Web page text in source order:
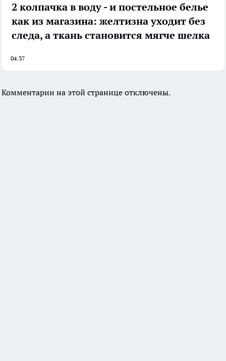
2 колпачка в воду - и постельное белье
как из магазина: желтизна уходит без
следа, а ткань становится мягче шелка
04:37
Комментарии на этой странице отключены.